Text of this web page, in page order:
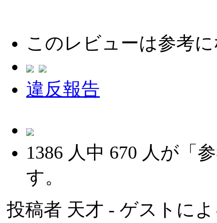
このレビューは参考
違反報告
1386 人中 670 人が「
す。
投稿者 天才 - ゲストに